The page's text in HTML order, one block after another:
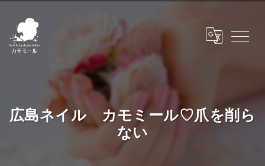
広島ネイル カモミール♡爪を削ら
ない